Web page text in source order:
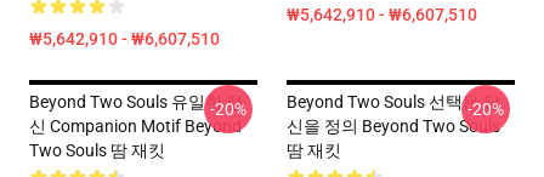
₩5,642,910 - ₩6,607,510
₩5,642,910 - ₩6,607,510
Beyond Two Souls 유일한 정
신 Companion Motif Beyond
Two Souls 땀 재킷
-20%
Beyond Two Souls 선택은 당
신을 정의 Beyond Two Souls
땀 재킷
-20%